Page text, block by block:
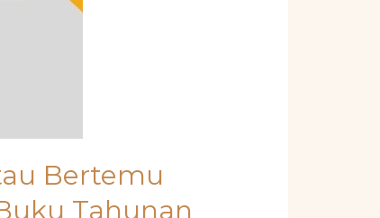
Bertemu
Tahunan